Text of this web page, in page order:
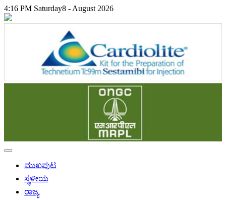
4:16 PM Saturday8 - August 2026
ಮುಖಪುಟ
ಸ್ಥಳೀಯ
ರಾಜ್ಯ